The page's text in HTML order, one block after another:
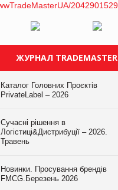
ЖУРНАЛ TRADEMASTER
Каталог Головних Проєктів
PrivateLabel – 2026
Сучасні рішення в
Логістиці&Дистрибуції – 2026.
Травень
Новинки. Просування брендів
FMCG.Березень 2026